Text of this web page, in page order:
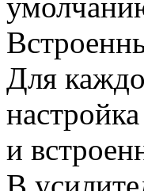
Для
и